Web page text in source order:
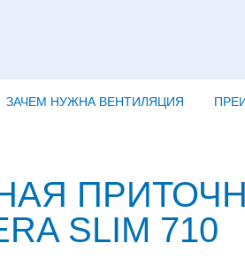
ЗАЧЕМ НУЖНА ВЕНТИЛЯЦИЯ
SLIM 710